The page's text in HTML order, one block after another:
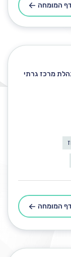
המומחה
מרכז גרתי
המומחה